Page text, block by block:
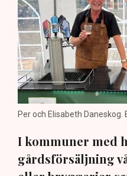
Per och Elisabeth Daneskog.
I kommuner med
gårdsförsäljning